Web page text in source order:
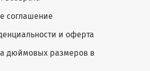
соглашение
и оферта
дюймовых размеров в